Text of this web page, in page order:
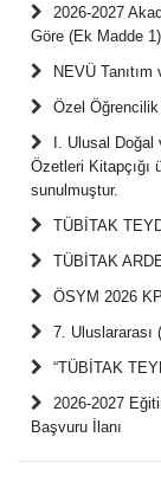
2026-2027
Göre (Ek Madde
NEVÜ
Özel
I. Ulusal
Özetleri Kitapçığı
sunulmuştur.
TÜBİTAK
TÜBİTAK
ÖSYM 2026
7. Uluslararası
“TÜBİTAK
2026-2027
Başvuru İlanı